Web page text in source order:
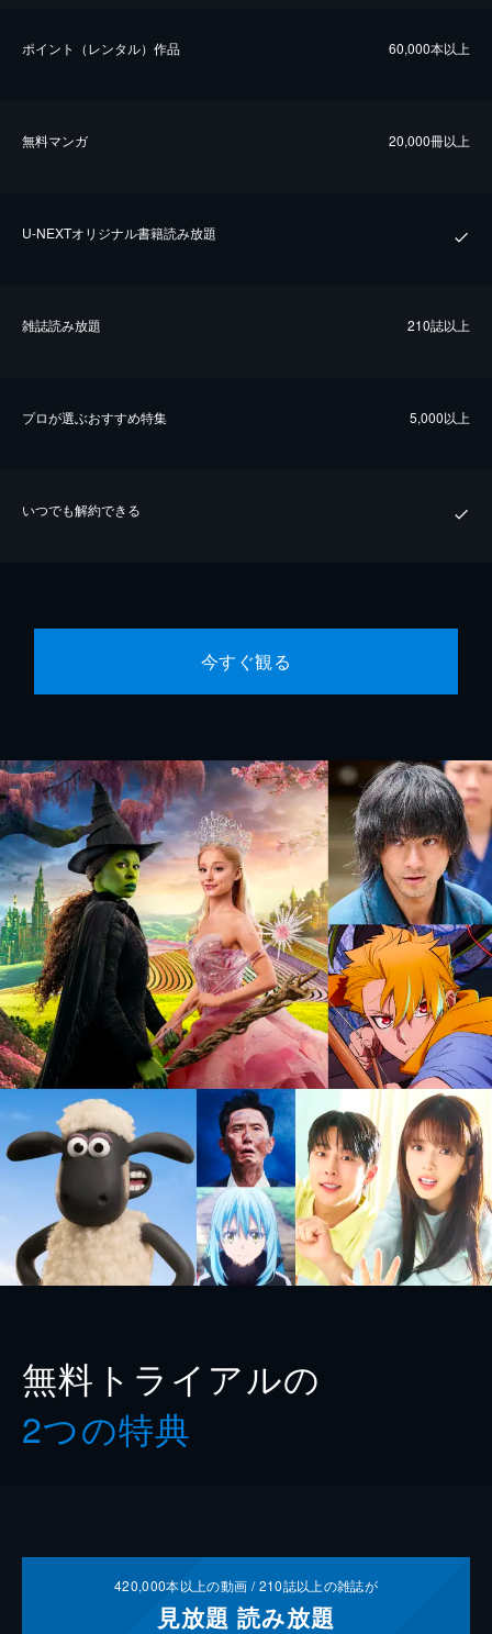
ポイント（レンタル）作品 60,000本以上
無料マンガ 20,000冊以上
U-NEXTオリジナル書籍読み放題
雑誌読み放題 210誌以上
プロが選ぶおすすめ特集 5,000以上
いつでも解約できる
今すぐ観る
無料トライアルの
2つの特典
420,000本以上の動画 /210誌以上の雑誌が
見放題 読み放題